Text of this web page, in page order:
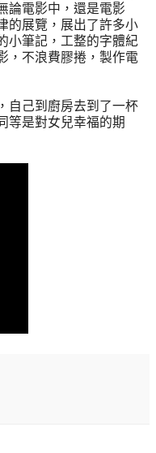
論電影中，還是電影
的展覽，展出了許多小
小筆記，工整的字體紀
，不浪費膠捲，製作電
自己到廚房去到了一杯
等是對女兒幸福的期